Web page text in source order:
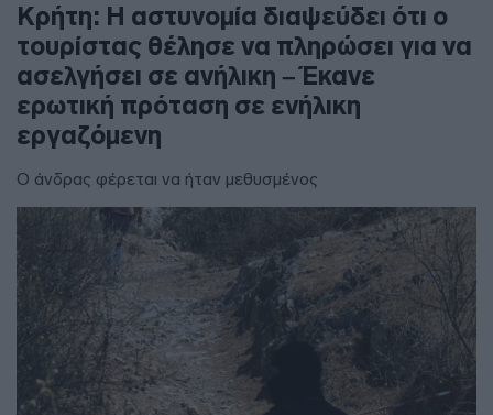
Κρήτη: Η αστυνομία διαψεύδει ότι ο
τουρίστας θέλησε να πληρώσει για να
ασελγήσει σε ανήλικη – Έκανε
ερωτική πρόταση σε ενήλικη
εργαζόμενη
Ο άνδρας φέρεται να ήταν μεθυσμένος